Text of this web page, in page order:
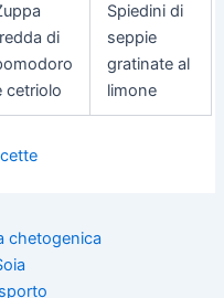
di
cetriolo
Spiedini di
seppie
gratinate al
limone
chetogenica